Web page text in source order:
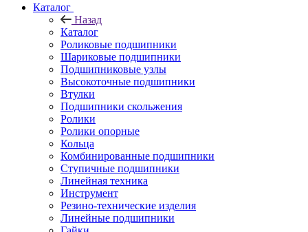
Каталог
Назад
Каталог
Роликовые подшипники
Шариковые подшипники
Подшипниковые узлы
Высокоточные подшипники
Втулки
Подшипники скольжения
Ролики
Ролики опорные
Кольца
Комбинированные подшипники
Ступичные подшипники
Линейная техника
Инструмент
Резино-технические изделия
Линейные подшипники